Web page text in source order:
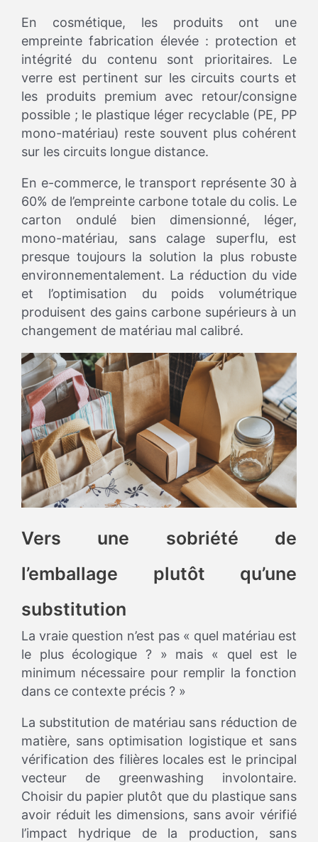
En cosmétique, les produits ont une
empreinte fabrication élevée : protection et
intégrité du contenu sont prioritaires. Le
verre est pertinent sur les circuits courts et
les produits premium avec retour/consigne
possible ; le plastique léger recyclable (PE, PP
mono-matériau) reste souvent plus cohérent
sur les circuits longue distance.
En e-commerce, le transport représente 30 à
60% de l’empreinte carbone totale du colis. Le
carton ondulé bien dimensionné, léger,
mono-matériau, sans calage superflu, est
presque toujours la solution la plus robuste
environnementalement. La réduction du vide
et l’optimisation du poids volumétrique
produisent des gains carbone supérieurs à un
changement de matériau mal calibré.
Vers une sobriété de
l’emballage plutôt qu’une
substitution
La vraie question n’est pas « quel matériau est
le plus écologique ? » mais « quel est le
minimum nécessaire pour remplir la fonction
dans ce contexte précis ? »
La substitution de matériau sans réduction de
matière, sans optimisation logistique et sans
vérification des filières locales est le principal
vecteur de greenwashing involontaire.
Choisir du papier plutôt que du plastique sans
avoir réduit les dimensions, sans avoir vérifié
l’impact hydrique de la production, sans